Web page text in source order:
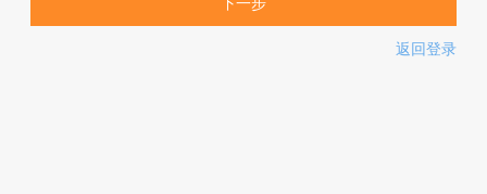
返回登录